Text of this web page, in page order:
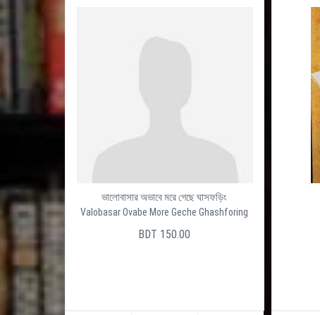
ভালোবাসার অভাবে মরে গেছে ঘাসফড়িং
Valobasar Ovabe More Geche Ghashforing
BDT 150.00